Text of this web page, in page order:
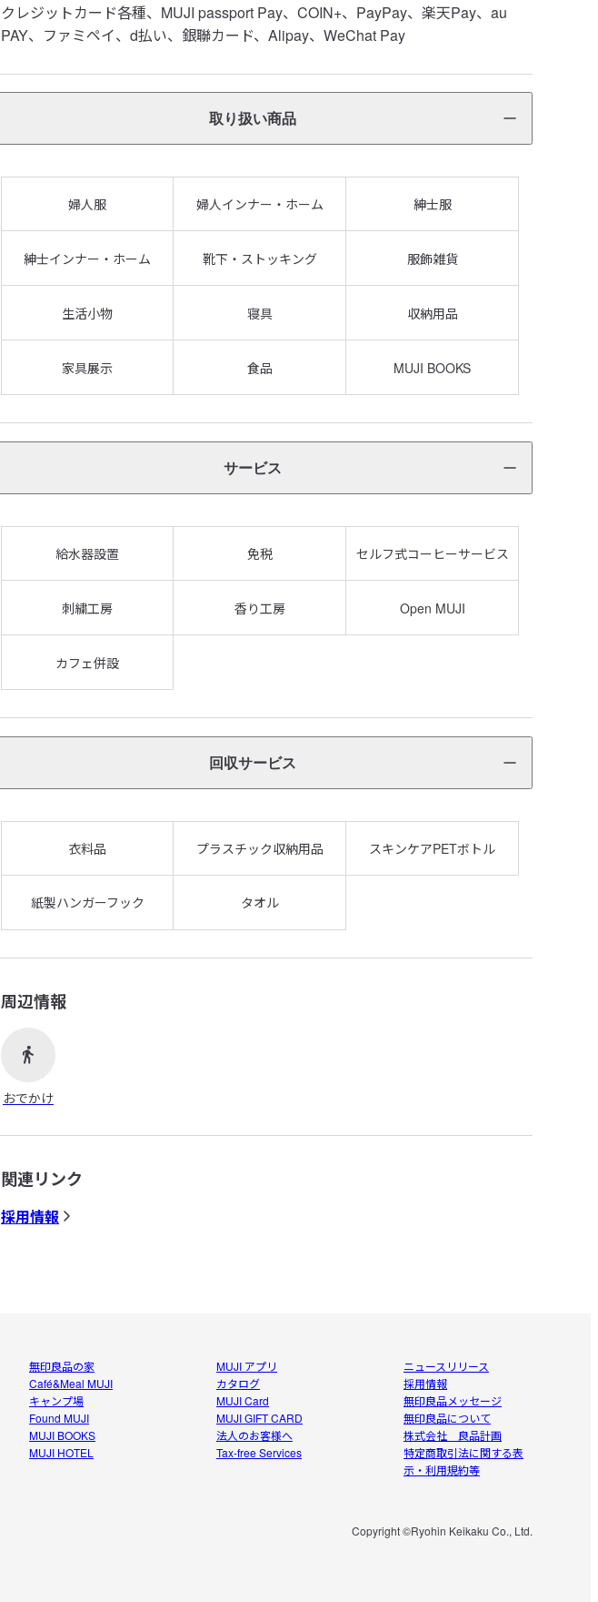
クレジットカード各種、MUJI passport Pay、COIN+、PayPay、楽天Pay、au
PAY、ファミペイ、d払い、銀聯カード、Alipay、WeChat Pay
取り扱い商品
婦人服 婦人インナー・ホーム 紳士服
紳士インナー・ホーム 靴下・ストッキング 服飾雑貨
生活小物 寝具 収納用品
家具展示 食品 MUJI BOOKS
サービス
給水器設置 免税 セルフ式コーヒーサービス
刺繍工房 香り工房 Open MUJI
カフェ併設
回収サービス
衣料品 プラスチック収納用品 スキンケアPETボトル
紙製ハンガーフック タオル
周辺情報
おでかけ
関連リンク
採用情報
無印良品の家
Café&Meal MUJI
キャンプ場
Found MUJI
MUJI BOOKS
MUJI HOTEL
MUJI アプリ
カタログ
MUJI Card
MUJI GIFT CARD
法人のお客様へ
Tax-free Services
ニュースリリース
採用情報
無印良品メッセージ
無印良品について
株式会社 良品計画
特定商取引法に関する表
示・利用規約等
Copyright ©Ryohin Keikaku Co., Ltd.